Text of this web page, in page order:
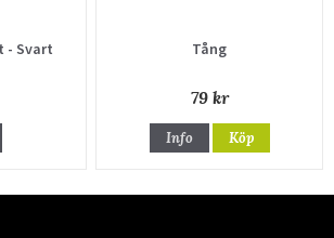
- Svart Tång
79 kr
Info Köp